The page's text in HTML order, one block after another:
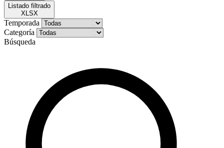
Listado filtrado
XLSX
Temporada
Categoría
Búsqueda